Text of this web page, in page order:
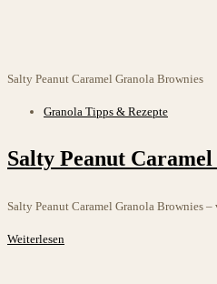
Salty Peanut Caramel Granola Brownies
Beitrags-
Granola Tipps & Rezepte
Salty Peanut
Salty Peanut Caramel Granola Brownies
Weiterlesen